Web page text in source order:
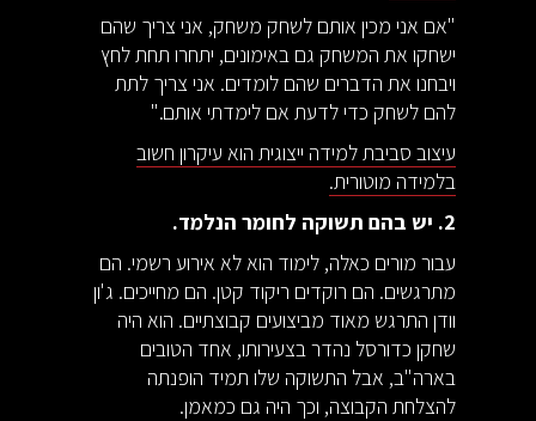
"אם אני מכין אותם לשחק משחק, אני צריך שהם
ישחקו את המשחק גם באימונים, יתחרו תחת לחץ
ויבחנו את הדברים שהם לומדים. אני צריך לתת
להם לשחק כדי לדעת אם לימדתי אותם."
עיצוב סביבת למידה ייצוגית הוא עיקרון חשוב
בלמידה מוטורית.
2. יש בהם תשוקה לחומר הנלמד.
עבור מורים כאלה, לימוד הוא לא אירוע רשמי. הם
מתרגשים. הם רוקדים ריקוד קטן. הם מחייכים. ג'ון
וודן התרגש מאוד מביצועים קבוצתיים. הוא היה
שחקן כדורסל נהדר בצעירותו, אחד הטובים
בארה"ב, אבל התשוקה שלו תמיד הופנתה
להצלחת הקבוצה, וכך היה גם כמאמן.